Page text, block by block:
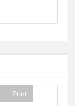
Print